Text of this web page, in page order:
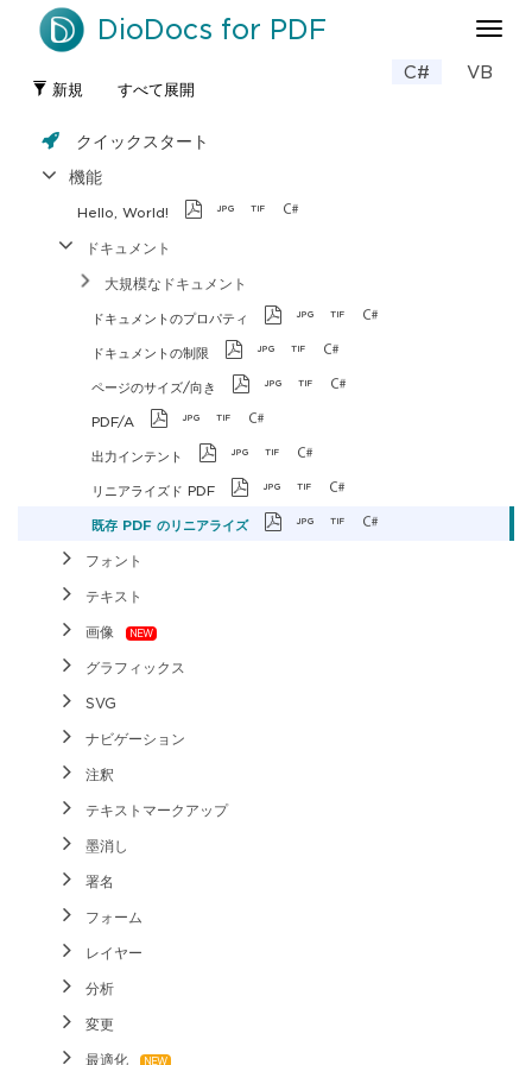
ナ
ゲ
DioDocs for PDF
C# VB
新規 すべて展開
クイックスタート
機能
Hello, World!
ドキュメント
大規模なドキュメント
ドキュメントのプロパティ
ドキュメントの制限
ページのサイズ/向き
PDF/A
出力インテント
リニアライズド PDF
既存 PDF のリニアライズ
フォント
テキスト
画像
グラフィックス
SVG
ナビゲーション
注釈
テキストマークアップ
墨消し
署名
フォーム
レイヤー
分析
変更
最適化